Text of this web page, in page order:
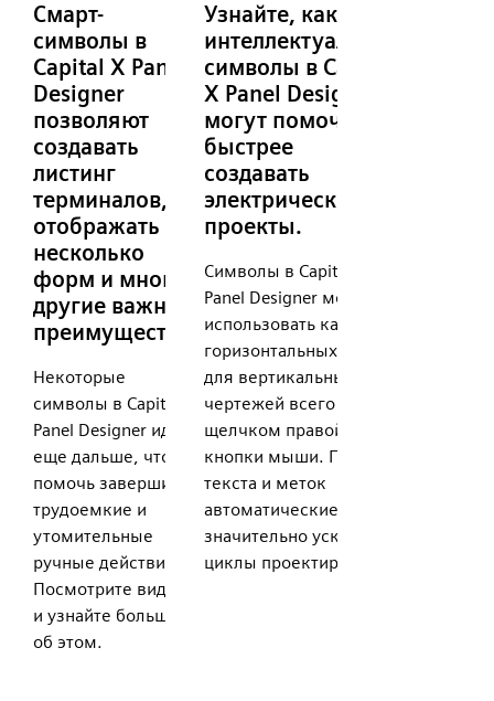
Смарт-
символы в
Capital X Panel
Designer
позволяют
создавать
листинг
терминалов,
отображать
несколько
форм и многие
другие важные
преимущества.
Некоторые
символы в Capital X
Panel Designer идут
еще дальше, чтобы
помочь завершить
трудоемкие и
утомительные
ручные действия.
Посмотрите видео
и узнайте больше
об этом.
Узнайте, как
интеллектуальные
символы в Capital
X Panel Designer
могут помочь вам
быстрее
создавать
электрические
проекты.
Символы в Capital X
Panel Designer можно
использовать как для
горизонтальных, так и
для вертикальных
чертежей всего одним
щелчком правой
кнопки мыши. Позиции
текста и меток
автоматические, что
значительно ускоряет
циклы проектирования.